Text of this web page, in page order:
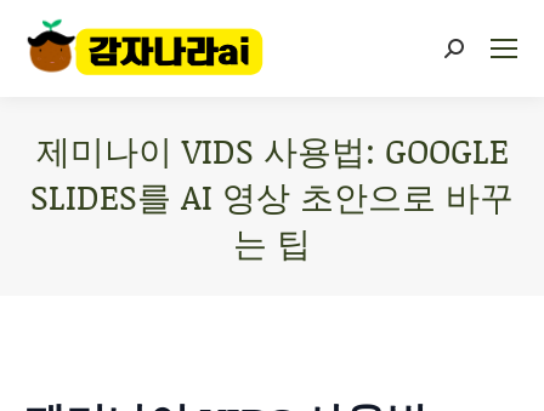
제미나이 VIDS 사용법: GOOGLE
SLIDES를 AI 영상 초안으로 바꾸
는 팁